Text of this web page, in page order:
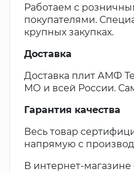
Работаем с
покупателями.
крупных закупках.
Доставка
Доставка плит АМФ
МО и всей России.
Гарантия качества
Весь товар
напрямую с
В интернет-